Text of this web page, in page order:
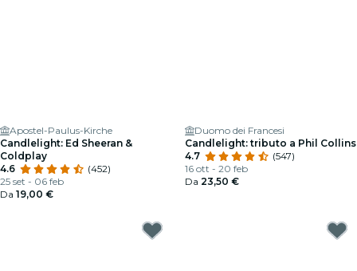
Apostel-Paulus-Kirche
Candlelight: Ed Sheeran &
Coldplay
4.6
(452)
25 set - 06 feb
Da 19,00 €
Duomo dei Francesi
Candlelight: tributo a Phil Collins
4.7
(547)
16 ott - 20 feb
Da 23,50 €